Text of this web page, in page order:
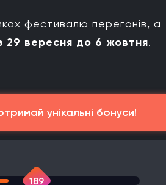
фестивалю перегонів, а
29 вересня до 6 жовтня.
унікальні бонуси!
189